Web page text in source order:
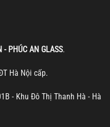
PHÚC AN GLASS.
Hà Nội cấp.
- Khu Đô Thị Thanh Hà - Hà